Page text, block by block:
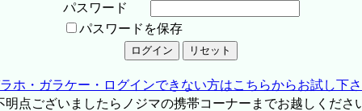
パスワード
パスワードを保存
ホ・ガラケー・ログインできない方はこちらからお試し下
点ございましたらノジマの携帯コーナーまでお越しくださ